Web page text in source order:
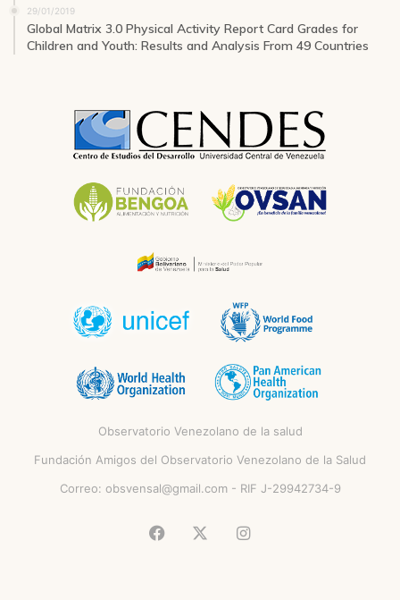
29/01/2019
Global Matrix 3.0 Physical Activity Report Card Grades for
Children and Youth: Results and Analysis From 49 Countries
Observatorio Venezolano de la salud
Fundación Amigos del Observatorio Venezolano de la Salud
Correo: obsvensal@gmail.com- RIF J-29942734-9
Facebook Instagram